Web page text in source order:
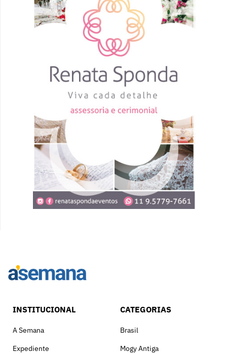
INSTITUCIONAL
A Semana
Expediente
CATEGORIAS
Brasil
Mogy Antiga